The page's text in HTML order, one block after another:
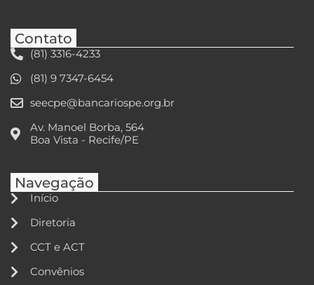
Contato
(81) 3316-4233
(81) 9 7347-6454
seecpe@bancariospe.org.br
Av. Manoel Borba, 564
Boa Vista - Recife/PE
Navegação
Início
Diretoria
CCT e ACT
Convênios